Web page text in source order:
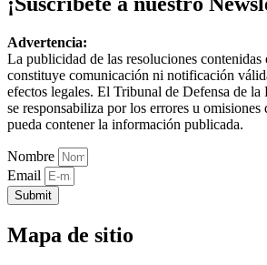
Advertencia:
La publicidad de las resoluciones contenidas
constituye comunicación ni notificación
efectos legales. El Tribunal de Defensa de
se responsabiliza por los errores u omisiones
pueda contener la información publicada.
Nombre
Email
Submit
Mapa de sitio